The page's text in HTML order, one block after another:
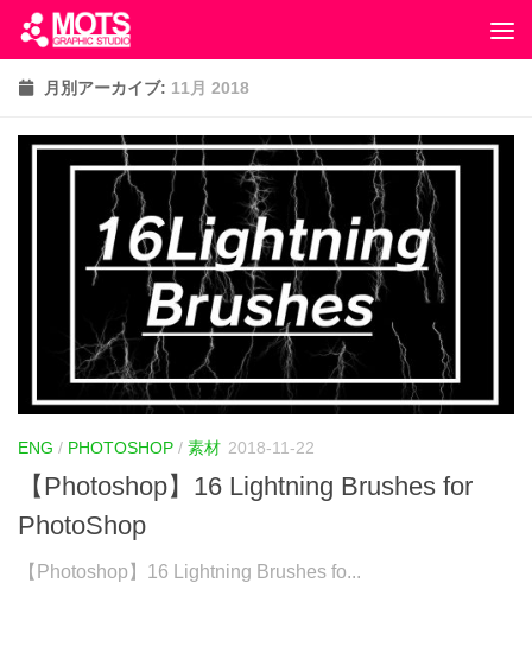
月別アーカイブ: 11月 2018
ENG / PHOTOSHOP / 素材 2018-11-22
【Photoshop】16 Lightning Brushes for
PhotoShop
【Photoshop】16 Lightning Brushes fo...